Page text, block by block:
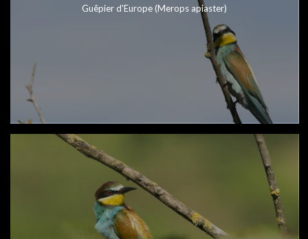
Guêpier d'Europe (Merops apiaster)